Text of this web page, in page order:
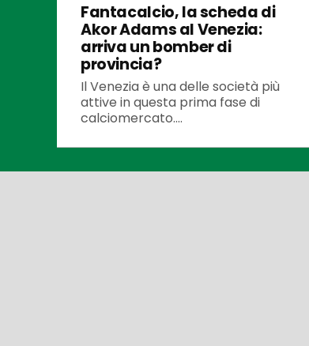
Fantacalcio, la scheda di
Akor Adams al Venezia:
arriva un bomber di
provincia?
Il Venezia è una delle società più
attive in questa prima fase di
calciomercato....